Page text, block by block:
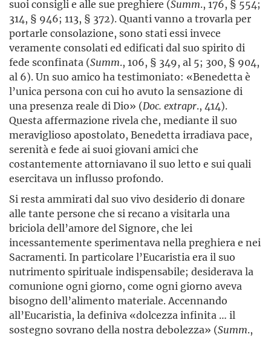
suoi consigli e alle sue preghiere (Summ., 176, § 554;
314, § 946; 113, § 372). Quanti vanno a trovarla per
portarle consolazione, sono stati essi invece
veramente consolati ed edificati dal suo spirito di
fede sconfinata (Summ., 106, § 349, al 5; 300, § 904,
al 6). Un suo amico ha testimoniato: «Benedetta è
l’unica persona con cui ho avuto la sensazione di
una presenza reale di Dio» (Doc. extrapr., 414).
Questa affermazione rivela che, mediante il suo
meraviglioso apostolato, Benedetta irradiava pace,
serenità e fede ai suoi giovani amici che
costantemente attorniavano il suo letto e sui quali
esercitava un influsso profondo.
Si resta ammirati dal suo vivo desiderio di donare
alle tante persone che si recano a visitarla una
briciola dell’amore del Signore, che lei
incessantemente sperimentava nella preghiera e nei
Sacramenti. In particolare l’Eucaristia era il suo
nutrimento spirituale indispensabile; desiderava la
comunione ogni giorno, come ogni giorno aveva
bisogno dell’alimento materiale. Accennando
all’Eucaristia, la definiva «dolcezza infinita … il
sostegno sovrano della nostra debolezza» (Summ.,